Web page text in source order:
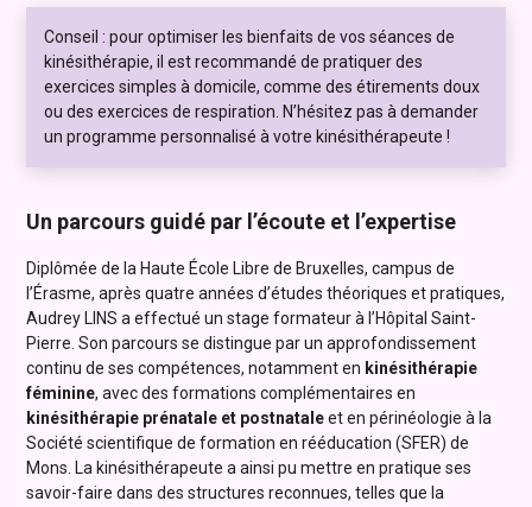
Conseil : pour optimiser les bienfaits de vos séances de
kinésithérapie, il est recommandé de pratiquer des
exercices simples à domicile, comme des étirements doux
ou des exercices de respiration. N’hésitez pas à demander
un programme personnalisé à votre kinésithérapeute !
Un parcours guidé par l’écoute et l’expertise
Diplômée de la Haute École Libre de Bruxelles, campus de
l’Érasme, après quatre années d’études théoriques et pratiques,
Audrey LINS a effectué un stage formateur à l’Hôpital Saint-
Pierre. Son parcours se distingue par un approfondissement
continu de ses compétences, notamment en kinésithérapie
féminine, avec des formations complémentaires en
kinésithérapie prénatale et postnataleet en périnéologie à la
Société scientifique de formation en rééducation (SFER) de
Mons. La kinésithérapeute a ainsi pu mettre en pratique ses
savoir-faire dans des structures reconnues, telles que la